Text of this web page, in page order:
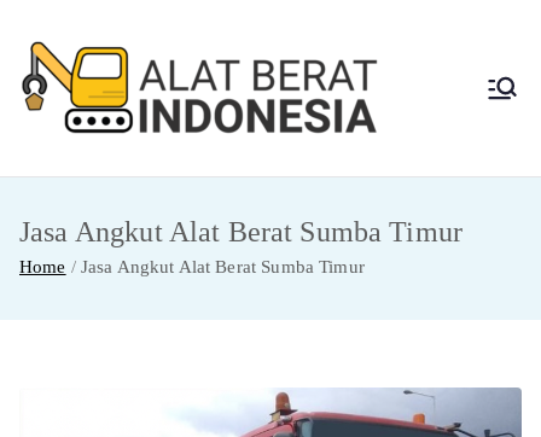
content
Berat
Indon
Jasa Sewa Alat
Jasa Angkut Alat Berat Sumba Timur
Home Jasa Angkut Alat Berat Sumba Timur